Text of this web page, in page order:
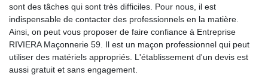
sont des tâches qui sont très difficiles. Pour nous, il est
indispensable de contacter des professionnels en la matière.
Ainsi, on peut vous proposer de faire confiance à Entreprise
RIVIERA Maçonnerie 59. Il est un maçon professionnel qui peut
utiliser des matériels appropriés. L'établissement d'un devis est
aussi gratuit et sans engagement.